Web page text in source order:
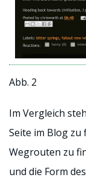
Abb. 2
Im Vergleich
Seite im Blog zu
Wegrouten zu
und die Form